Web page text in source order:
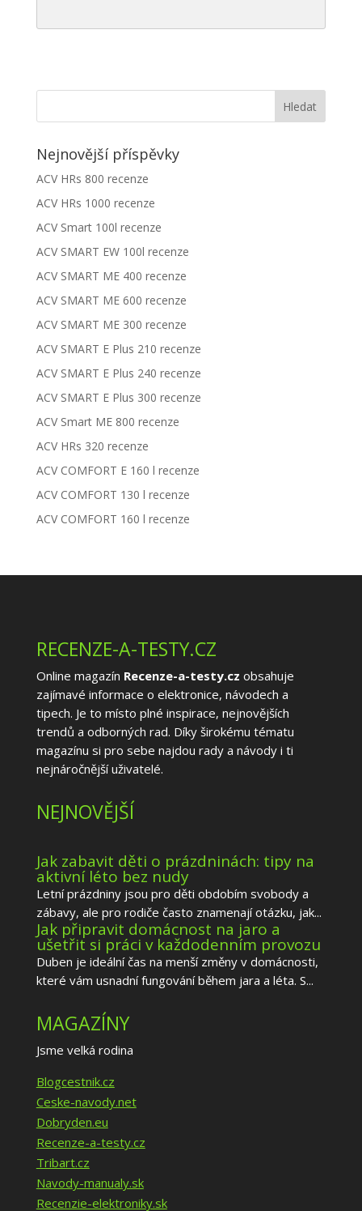
Nejnovější příspěvky
ACV HRs 800 recenze
ACV HRs 1000 recenze
ACV Smart 100l recenze
ACV SMART EW 100l recenze
ACV SMART ME 400 recenze
ACV SMART ME 600 recenze
ACV SMART ME 300 recenze
ACV SMART E Plus 210 recenze
ACV SMART E Plus 240 recenze
ACV SMART E Plus 300 recenze
ACV Smart ME 800 recenze
ACV HRs 320 recenze
ACV COMFORT E 160 l recenze
ACV COMFORT 130 l recenze
ACV COMFORT 160 l recenze
RECENZE-A-TESTY.CZ
Online magazín Recenze-a-testy.cz obsahuje
zajímavé informace o elektronice, návodech a
tipech. Je to místo plné inspirace, nejnovějších
trendů a odborných rad. Díky širokému tématu
magazínu si pro sebe najdou rady a návody i ti
nejnáročnější uživatelé.
NEJNOVĚJŠÍ
Jak zabavit děti o prázdninách: tipy na
aktivní léto bez nudy
Letní prázdniny jsou pro děti obdobím svobody a
zábavy, ale pro rodiče často znamenají otázku, jak...
Jak připravit domácnost na jaro a
ušetřit si práci v každodenním provozu
Duben je ideální čas na menší změny v domácnosti,
které vám usnadní fungování během jara a léta. S...
MAGAZÍNY
Jsme velká rodina
Blogcestnik.cz
Ceske-navody.net
Dobryden.eu
Recenze-a-testy.cz
Tribart.cz
Navody-manualy.sk
Recenzie-elektroniky.sk